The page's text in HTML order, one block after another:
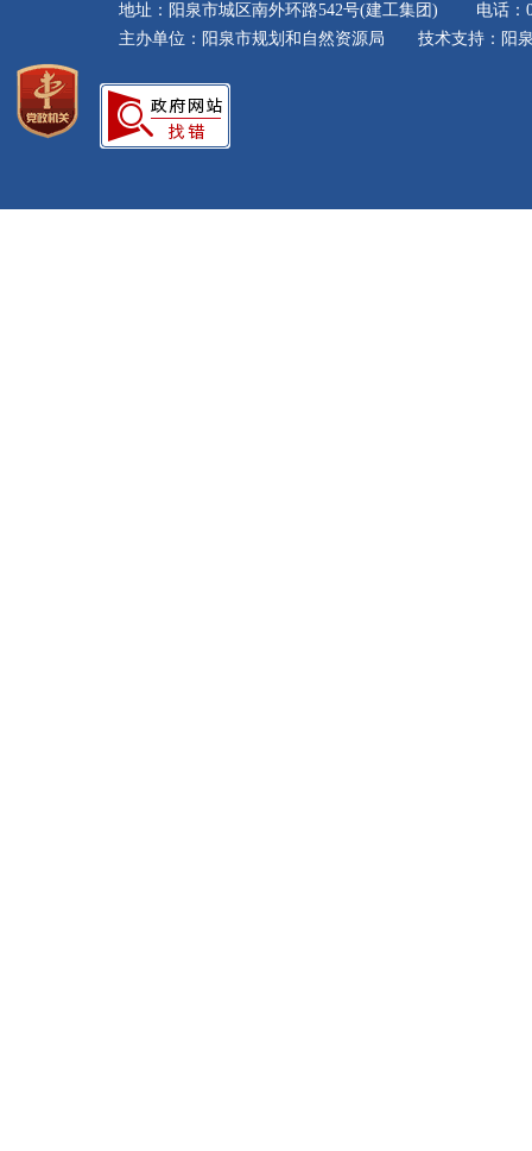
地址：阳泉市城区南外环路542号(建工集团) 电
主办单位：阳泉市规划和自然资源局 技术支持：